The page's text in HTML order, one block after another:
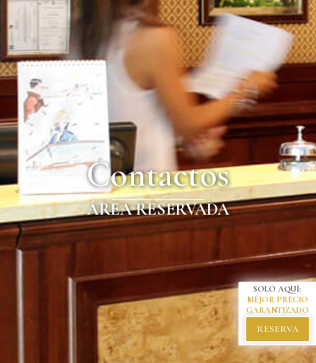
Contactos
ÁREA RESERVADA
SOLO AQUÍ:
MEJOR PRECIO
GARANTIZADO
RESERVA